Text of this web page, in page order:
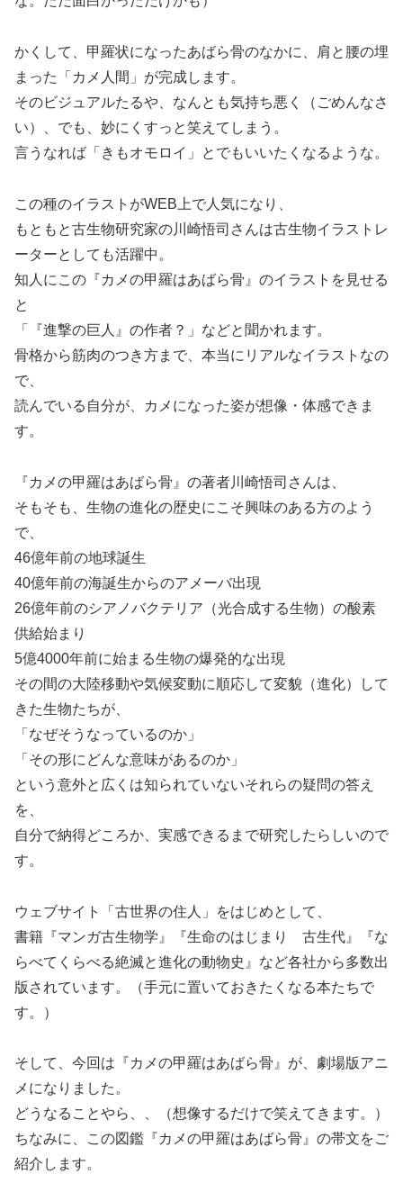
かくして、甲羅状になったあばら骨のなかに、肩と腰の埋
まった「カメ人間」が完成します。
そのビジュアルたるや、なんとも気持ち悪く（ごめんなさ
い）、でも、妙にくすっと笑えてしまう。
言うなれば「きもオモロイ」とでもいいたくなるような。
この種のイラストがWEB上で人気になり、
もともと古生物研究家の川崎悟司さんは古生物イラストレ
ーターとしても活躍中。
知人にこの『カメの甲羅はあばら骨』のイラストを見せる
と
「『進撃の巨人』の作者？」などと聞かれます。
骨格から筋肉のつき方まで、本当にリアルなイラストなの
で、
読んでいる自分が、カメになった姿が想像・体感できま
す。
『カメの甲羅はあばら骨』の著者川崎悟司さんは、
そもそも、生物の進化の歴史にこそ興味のある方のよう
で、
46億年前の地球誕生
40億年前の海誕生からのアメーバ出現
26億年前のシアノバクテリア（光合成する生物）の酸素
供給始まり
5億4000年前に始まる生物の爆発的な出現
その間の大陸移動や気候変動に順応して変貌（進化）して
きた生物たちが、
「なぜそうなっているのか」
「その形にどんな意味があるのか」
という意外と広くは知られていないそれらの疑問の答え
を、
自分で納得どころか、実感できるまで研究したらしいので
す。
ウェブサイト「古世界の住人」をはじめとして、
書籍『マンガ古生物学』『生命のはじまり 古生代』『な
らべてくらべる絶滅と進化の動物史』など各社から多数出
版されています。（手元に置いておきたくなる本たちで
す。）
そして、今回は『カメの甲羅はあばら骨』が、劇場版アニ
メになりました。
どうなることやら、、（想像するだけで笑えてきます。）
ちなみに、この図鑑『カメの甲羅はあばら骨』の帯文をご
紹介します。